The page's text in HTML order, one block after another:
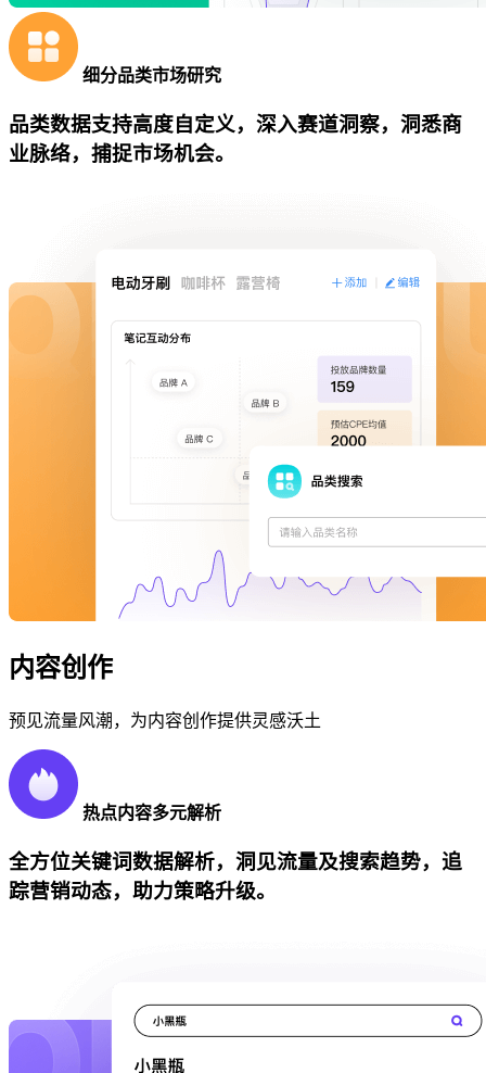
细分品类市场研究
品类数据支持高度自定义，深入赛道洞察，洞悉商
业脉络，捕捉市场机会。
内容创作
预见流量风潮，为内容创作提供灵感沃土
热点内容多元解析
全方位关键词数据解析，洞见流量及搜索趋势，追
踪营销动态，助力策略升级。